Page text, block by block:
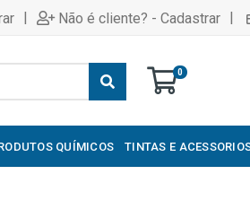
| Não é cliente? - Cadastrar |
0
QUÍMICOS TINTAS E